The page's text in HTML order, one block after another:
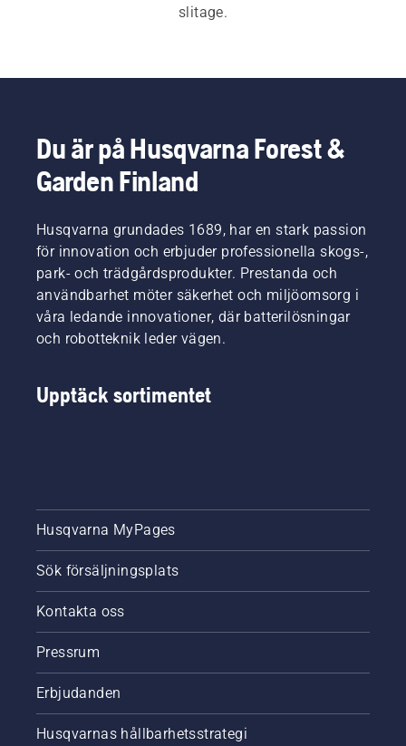
slitage.
Du är på Husqvarna Forest &
Garden Finland
Husqvarna grundades 1689, har en stark passion
för innovation och erbjuder professionella skogs-,
park- och trädgårdsprodukter. Prestanda och
användbarhet möter säkerhet och miljöomsorg i
våra ledande innovationer, där batterilösningar
och robotteknik leder vägen.
Upptäck sortimentet
Husqvarna MyPages
Sök försäljningsplats
Kontakta oss
Pressrum
Erbjudanden
Husqvarnas hållbarhetsstrategi